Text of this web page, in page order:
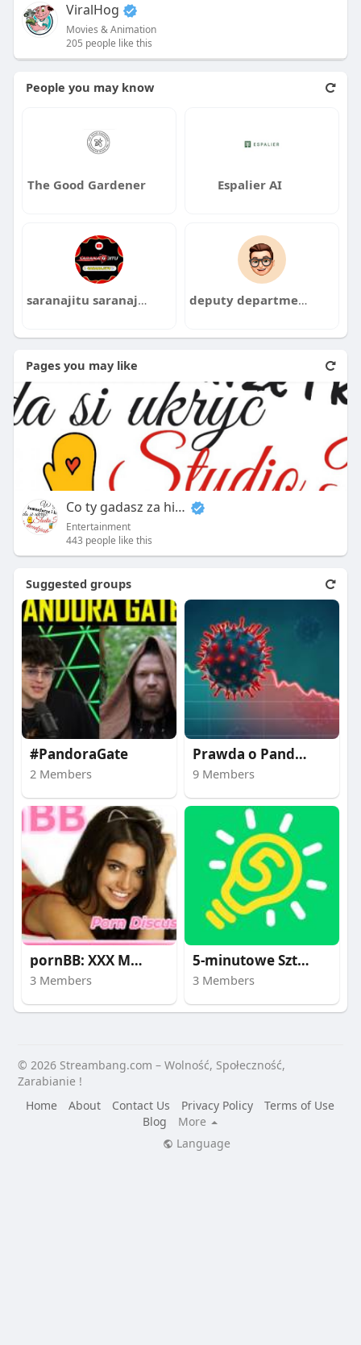
ViralHog
Movies & Animation
205 people like this
People you may know
The Good Gardener Espalier AI
saranajitu saranajitu deputy department
Pages you may like
Co ty gadasz za historiee
Entertainment
443 people like this
Suggested groups
#PandoraGate
2 Members
Prawda o Pandemii
9 Members
pornBB: XXX Movies
3 Members
5-minutowe Sztuczki
3 Members
© 2026 Streambang.com – Wolność, Społeczność,
Zarabianie !
Home
About Contact Us Privacy Policy
Terms of Use
Blog
More
Language